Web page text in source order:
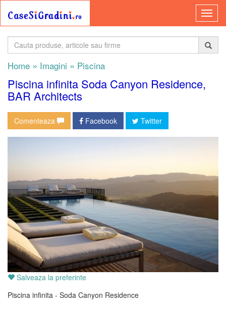
Home » Imagini » Piscina
Piscina infinita Soda Canyon Residence,
BAR Architects
Comenteaza Facebook Twitter
Salveaza la preferinte
Piscina infinita - Soda Canyon Residence